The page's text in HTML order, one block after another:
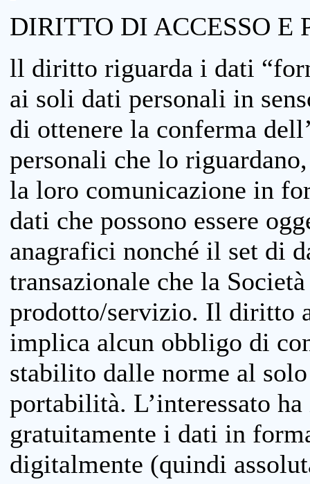
DIRITTO DI ACCESSO
ll diritto riguarda i dati
ai soli dati personali in
di ottenere la conferma
personali che lo
la loro comunicazione in
dati che possono essere
anagrafici nonché il set di
transazionale che la
prodotto/servizio. Il diritto
implica alcun obbligo di
stabilito dalle norme al
portabilità. L’interessato
gratuitamente i dati in
digitalmente (quindi